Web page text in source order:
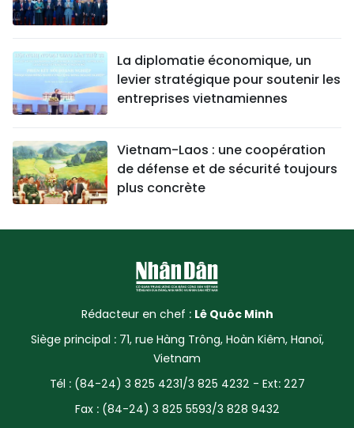
La diplomatie économique, un
levier stratégique pour soutenir les
entreprises vietnamiennes
Vietnam-Laos : une coopération
de défense et de sécurité toujours
plus concrète
Rédacteur en chef : Lê Quôc Minh
Siège principal : 71, rue Hàng Trông, Hoàn Kiêm, Hanoï,
Vietnam
Tél : (84-24) 3 825 4231/3 825 4232 - Ext: 227
Fax : (84-24) 3 825 5593/3 828 9432